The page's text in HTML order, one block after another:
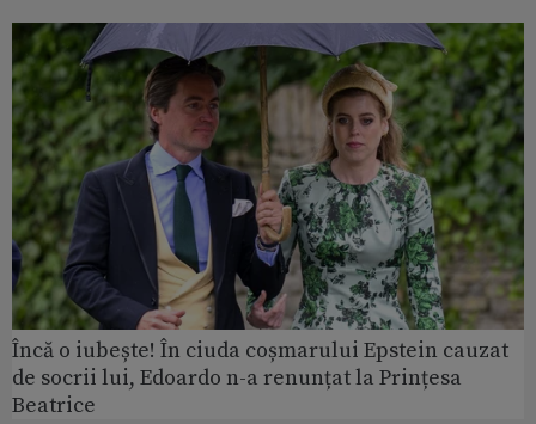
Încă o iubește! În ciuda coșmarului Epstein cauzat
de socrii lui, Edoardo n-a renunțat la Prințesa
Beatrice